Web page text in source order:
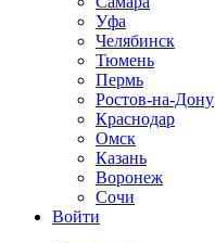
Уфа
Челябинск
Тюмень
Пермь
Ростов-на-Дону
Краснодар
Омск
Казань
Воронеж
Сочи
Войти